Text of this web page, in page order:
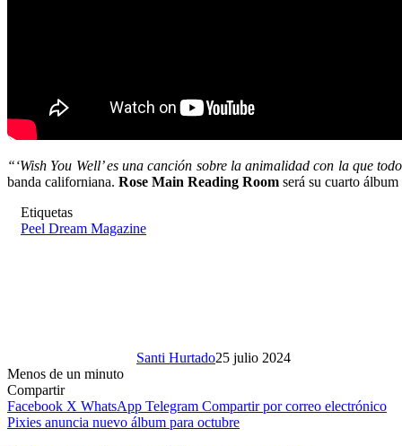
“‘Wish You Well’ es una canción sobre la animalidad con la que
banda californiana. Rose Main Reading Room será su cuarto
Etiquetas
Peel Dream Magazine
Santi Hurtado25 julio 2024
Menos de un minuto
Compartir
Facebook X WhatsApp Telegram Compartir por correo electrónico
Pixies anuncia nuevo álbum para octubre